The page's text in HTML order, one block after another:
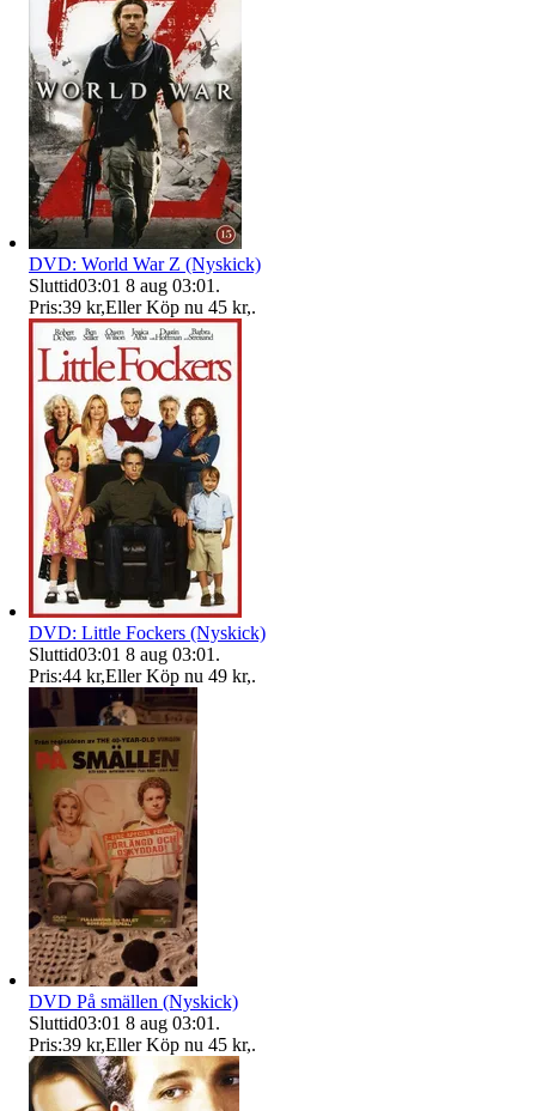
DVD: World War Z (Nyskick)
Sluttid03:01 8 aug 03:01 .
Pris:39 kr,Eller Köp nu 45 kr,.
DVD: Little Fockers (Nyskick)
Sluttid03:01 8 aug 03:01 .
Pris:44 kr,Eller Köp nu 49 kr,.
DVD På smällen (Nyskick)
Sluttid03:01 8 aug 03:01 .
Pris:39 kr,Eller Köp nu 45 kr,.